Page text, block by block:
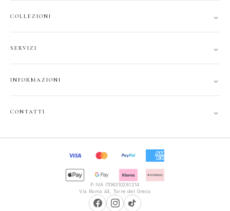
COLLEZIONI ⌄
JUNIOR
GIFT CARD
SERVIZI ⌄
SPEDIZIONI
RECESSO
INFORMAZIONI ⌄
CONTATTI ⌄
9:30–13:00, 16:00–20:00
P.IVA IT06310281214
Via Roma 44, Torre del Greco